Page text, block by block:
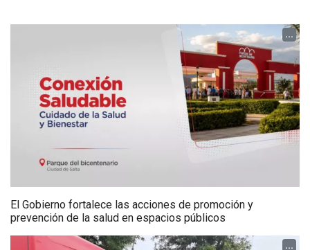
...
El Gobierno fortalece las acciones de promoción y
prevención de la salud en espacios públicos
...